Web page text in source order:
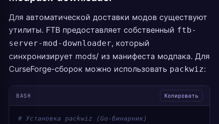
Для автоматической доставки модов существуют
утилиты. FTB предоставляет собственный ftb-
server-mod-downloader, который
синхронизирует mods/ из манифеста модпака. Для
CurseForge-сборок можно использовать packwiz:
BASH Копировать
# Установка packwiz (Go-бинарник)